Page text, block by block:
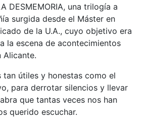
DESMEMORIA, una trilogía a
surgida desde el Máster en
de la U.A., cuyo objetivo era
la escena de acontecimientos
Alicante.
tan útiles y honestas como el
para derrotar silencios y llevar
que tantas veces nos han
querido escuchar.